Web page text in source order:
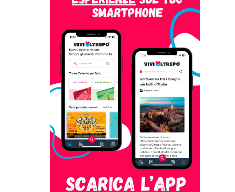
Monocromatico
Regolazione della navigazione
Evidenzia i
Evidenzia i link
Nascondi le
immagini